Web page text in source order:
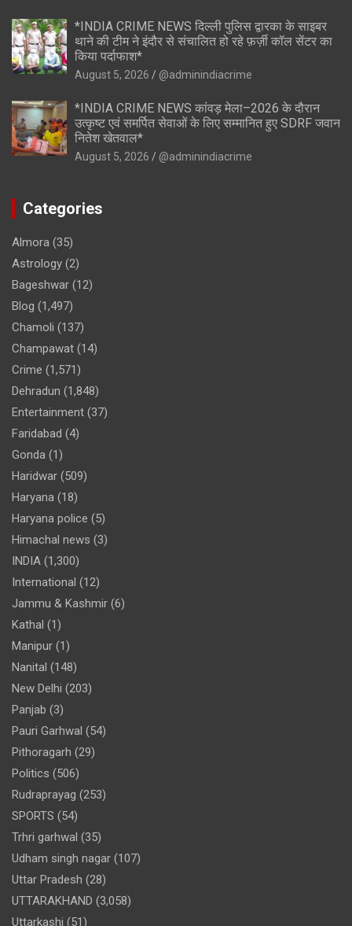
*INDIA CRIME NEWS दिल्ली पुलिस द्वारका के साइबर
थाने की टीम ने इंदौर से संचालित हो रहे फ़र्ज़ी कॉल सेंटर का
किया पर्दाफाश*
August 5, 2026 @adminindiacrime
*INDIA CRIME NEWS कांवड़ मेला–2026 के दौरान
उत्कृष्ट एवं समर्पित सेवाओं के लिए सम्मानित हुए SDRF जवान
नितेश खेतवाल*
August 5, 2026 @adminindiacrime
Categories
Almora (35)
Astrology (2)
Bageshwar (12)
Blog (1,497)
Chamoli (137)
Champawat (14)
Crime (1,571)
Dehradun (1,848)
Entertainment (37)
Faridabad (4)
Gonda (1)
Haridwar (509)
Haryana (18)
Haryana police (5)
Himachal news (3)
INDIA (1,300)
International (12)
Jammu & Kashmir (6)
Kathal (1)
Manipur (1)
Nanital (148)
New Delhi (203)
Panjab (3)
Pauri Garhwal (54)
Pithoragarh (29)
Politics (506)
Rudraprayag (253)
SPORTS (54)
Trhri garhwal (35)
Udham singh nagar (107)
Uttar Pradesh (28)
UTTARAKHAND (3,058)
Uttarkashi (51)